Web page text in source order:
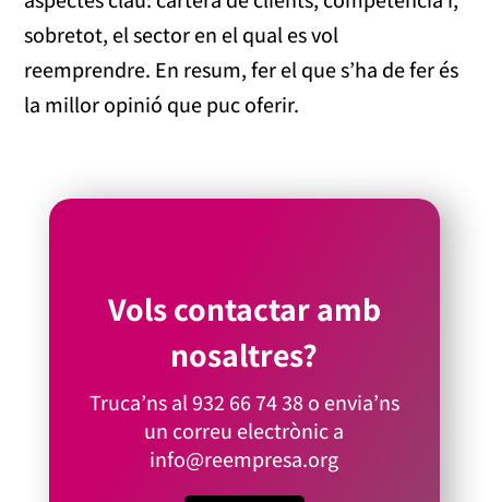
sobretot, el sector en el qual es vol
reemprendre. En resum, fer el que s’ha de fer és
la millor opinió que puc oferir.
Vols contactar amb
nosaltres?
Truca’ns al932 66 74 38o envia’ns
un correu electrònic a
info@reempresa.org